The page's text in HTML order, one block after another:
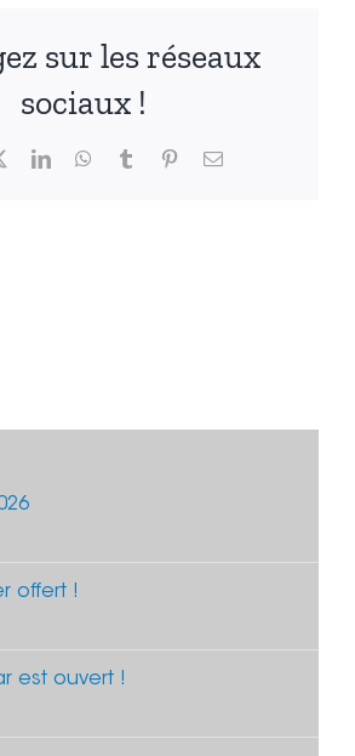
sur les réseaux
sociaux !
LinkedInWhatsApp
Tumblr PinterestEmail
offert !
est ouvert !